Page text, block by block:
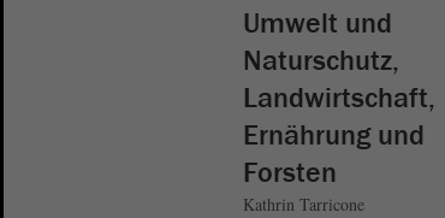
Umwelt und
Naturschutz,
Landwirtschaft,
Ernährung und
Forsten
Kathrin Tarricone